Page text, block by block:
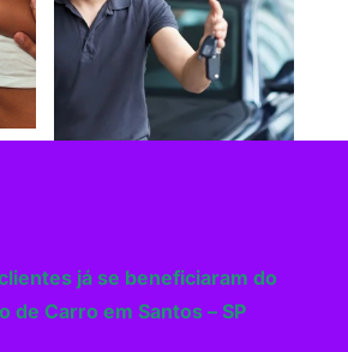
já se beneficiaram do
de Carro em Santos – SP